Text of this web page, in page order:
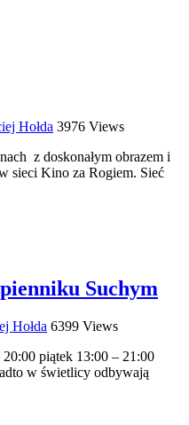
Hołda 3976 Views
z doskonałym obrazem i
sieci Kino za Rogiem. Sieć
Suchym
Hołda 6399 Views
piątek 13:00 – 21:00
w świetlicy odbywają